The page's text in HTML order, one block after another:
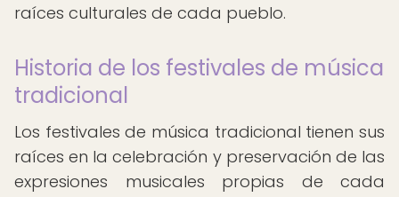
raíces culturales de cada pueblo.
Historia de los festivales de música
tradicional
Los festivales de música tradicional tienen sus
raíces en la celebración y preservación de las
expresiones musicales propias de cada